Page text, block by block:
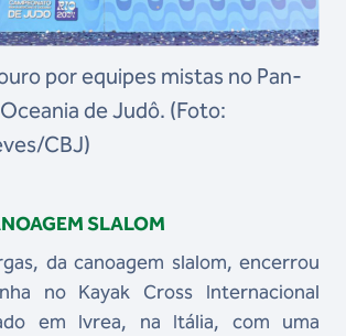
por equipes mistas no Pan-
de Judô. (Foto:
CBJ)
SLALOM
da canoagem slalom, encerrou
no Kayak Cross Internacional
em Ivrea, na Itália, com uma